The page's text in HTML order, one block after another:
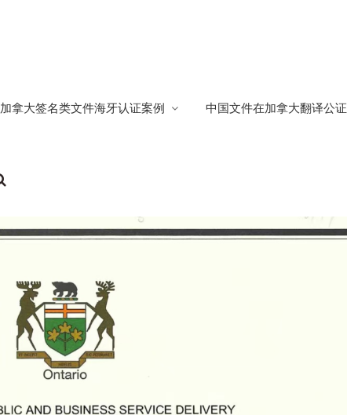
加拿大签名类文件海牙认证案例 中国文件在加拿大翻译公证